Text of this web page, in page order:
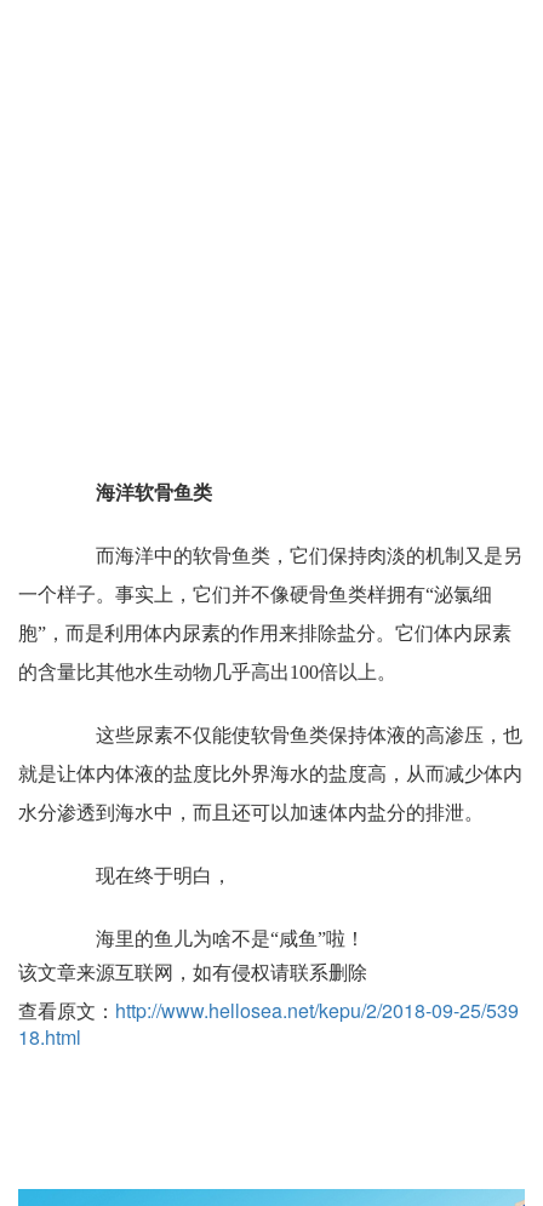
海洋软骨鱼类
而海洋中的软骨鱼类，它们保持肉淡的机制又是另
一个样子。事实上，它们并不像硬骨鱼类样拥有“泌氯细
胞”，而是利用体内尿素的作用来排除盐分。它们体内尿素
的含量比其他水生动物几乎高出100倍以上。
这些尿素不仅能使软骨鱼类保持体液的高渗压，也
就是让体内体液的盐度比外界海水的盐度高，从而减少体内
水分渗透到海水中，而且还可以加速体内盐分的排泄。
现在终于明白，
海里的鱼儿为啥不是“咸鱼”啦！
该文章来源互联网，如有侵权请联系删除
查看原文： http://www.hellosea.net/kepu/2/2018-09-25/539
18.html